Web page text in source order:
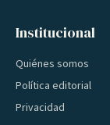
Institucional
Quiénes somos
Política editorial
Privacidad